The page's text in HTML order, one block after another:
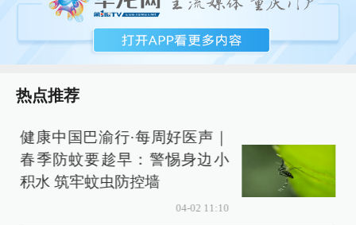
热点推荐
健康中国巴渝行·每周好医声｜
春季防蚊要趁早：警惕身边小
积水 筑牢蚊虫防控墙
04-02 11:10